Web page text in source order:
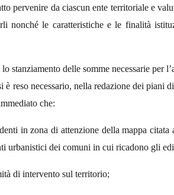
pervenire da ciascun ente territoriale e
nonché le caratteristiche e le finalità
stanziamento delle somme necessarie per
reso necessario, nella redazione dei piani
che:
in zona di attenzione della mappa citata
urbanistici dei comuni in cui ricadono gli
di intervento sul territorio;